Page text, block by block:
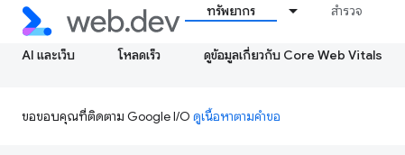
ทรัพยากร สำรวจ
AI และเว็บ โหลดเร็ว ดูข้อมูลเกี่ยวกับ Core Web Vitals
ขอขอบคุณที่ติดตาม Google I/O ดูเนื้อหาตามคำขอ